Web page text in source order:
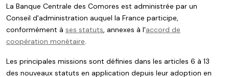
La Banque Centrale des Comores est administrée par un
Conseil d'administration auquel la France participe,
conformément à ses statuts, annexes à l'accord de
coopération monétaire.
Les principales missions sont définies dans les articles 6 à 13
des nouveaux statuts en application depuis leur adoption en